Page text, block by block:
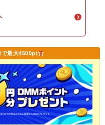
で最大4500pt